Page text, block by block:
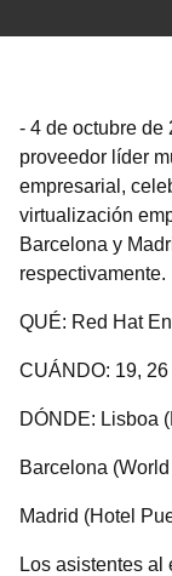
- 4 de octubre de
proveedor líder
empresarial,
virtualización
Barcelona y
respectivamente.
QUÉ: Red Hat
CUÁNDO: 19,
DÓNDE: Lisboa
Barcelona
Madrid (Hotel
Los asistentes